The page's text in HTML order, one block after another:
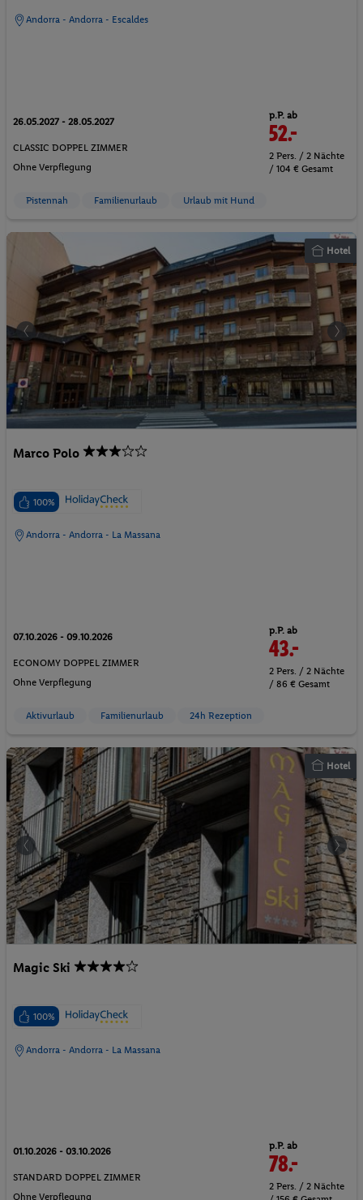
Andorra - Andorra - Escaldes
26.05.2027 - 28.05.2027
CLASSIC DOPPEL ZIMMER
Ohne Verpflegung
p.P. ab
52.-
2 Pers. / 2 Nächte
/ 104 € Gesamt
Pistennah Familienurlaub Urlaub mit Hund
Hotel
Marco Polo
100%
Andorra - Andorra - La Massana
07.10.2026 - 09.10.2026
ECONOMY DOPPEL ZIMMER
Ohne Verpflegung
p.P. ab
43.-
2 Pers. / 2 Nächte
/ 86 € Gesamt
Aktivurlaub Familienurlaub 24h Rezeption
Hotel
Magic Ski
100%
Andorra - Andorra - La Massana
01.10.2026 - 03.10.2026
STANDARD DOPPEL ZIMMER
Ohne Verpflegung
p.P. ab
78.-
2 Pers. / 2 Nächte